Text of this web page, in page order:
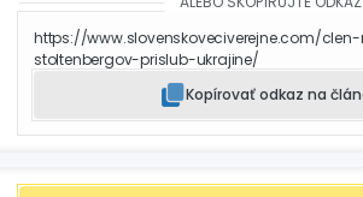
https://www.slovenskoveciverejne.com/
stoltenbergov-prislub-ukrajine/
Kopírovať odkaz na